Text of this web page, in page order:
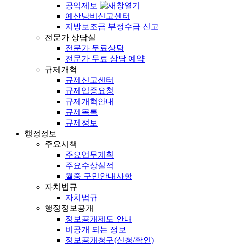
공익제보
예산낭비신고센터
지방보조금 부정수급 신고
전문가 상담실
전문가 무료상담
전문가 무료 상담 예약
규제개혁
규제신고센터
규제입증요청
규제개혁안내
규제목록
규제정보
행정정보
주요시책
주요업무계획
주요수상실적
월중 구민안내사항
자치법규
자치법규
행정정보공개
정보공개제도 안내
비공개 되는 정보
정보공개청구(신청/확인)